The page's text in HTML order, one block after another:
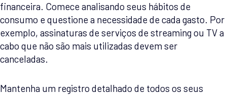
financeira. Comece analisando seus hábitos de
consumo e questione a necessidade de cada gasto. Por
exemplo, assinaturas de serviços de streaming ou TV a
cabo que não são mais utilizadas devem ser
canceladas.
Mantenha um registro detalhado de todos os seus